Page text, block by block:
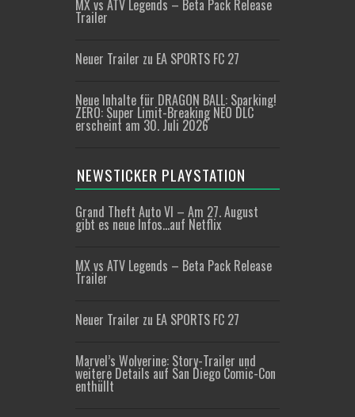
MX vs ATV Legends – Beta Pack Release
Trailer
Neuer Trailer zu EA SPORTS FC 27
Neue Inhalte für DRAGON BALL: Sparking!
ZERO: Super Limit-Breaking NEO DLC
erscheint am 30. Juli 2026
NEWSTICKER PLAYSTATION
Grand Theft Auto VI – Am 27. August
gibt es neue Infos…auf Netflix
MX vs ATV Legends – Beta Pack Release
Trailer
Neuer Trailer zu EA SPORTS FC 27
Marvel’s Wolverine: Story-Trailer und
weitere Details auf San Diego Comic-Con
enthüllt